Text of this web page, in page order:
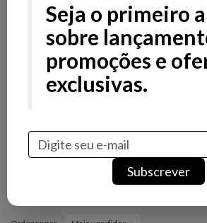
Preço
Promoção
Marcas
Água de Colónia
Seja o primeiro
sobre
promoções e
exclusivas.
Subscrever